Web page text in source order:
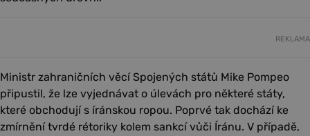
REKLAMA
Ministr zahraničních věcí Spojených států Mike Pompeo
připustil, že lze vyjednávat o úlevách pro některé státy,
které obchodují s íránskou ropou. Poprvé tak dochází ke
zmírnění tvrdé rétoriky kolem sankcí vůči Íránu. V případě,